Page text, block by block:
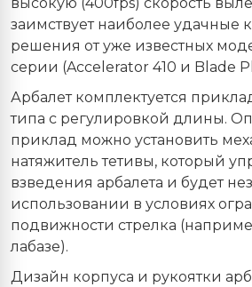
высокую (400fps) скорость
заимствует наиболее удачные
решения от уже известных
серии (Accelerator 410 и Blade
Арбалет комплектуется
типа с регулировкой длины.
приклад можно установить
натяжитель тетивы, который
взведения арбалета и будет
использовании в условиях
подвижности стрелка
лабазе).
Дизайн корпуса и рукоятки